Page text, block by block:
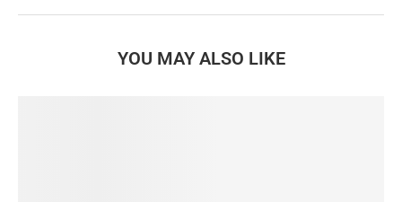
YOU MAY ALSO LIKE